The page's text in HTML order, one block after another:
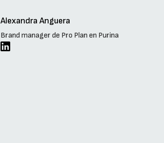
Alexandra Anguera
Brand manager de Pro Plan en Purina